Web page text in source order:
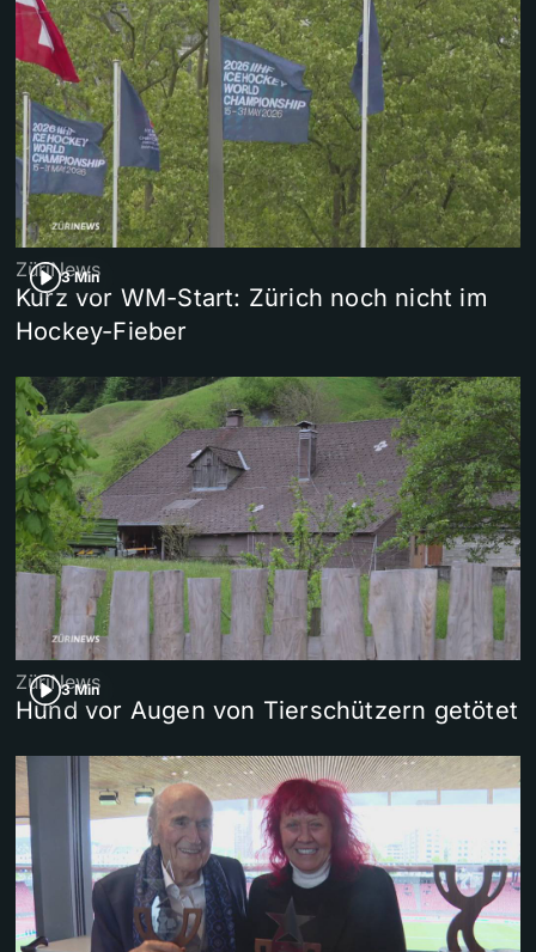
3 Min
ZüriNews
Kurz vor WM-Start: Zürich noch nicht im
Hockey-Fieber
3 Min
ZüriNews
Hund vor Augen von Tierschützern getötet